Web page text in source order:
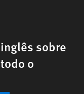
sobre
o